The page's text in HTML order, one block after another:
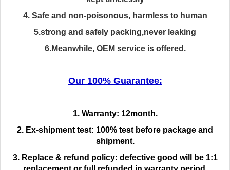
4. Safe and non-poisonous, harmless to human
5.strong and safely packing,never leaking
6.Meanwhile, OEM service is offered.
Our 100% Guarantee:
1. Warranty: 12month.
2. Ex-shipment test: 100% test before package and
shipment.
3. Replace & refund policy: defective good will be 1:1